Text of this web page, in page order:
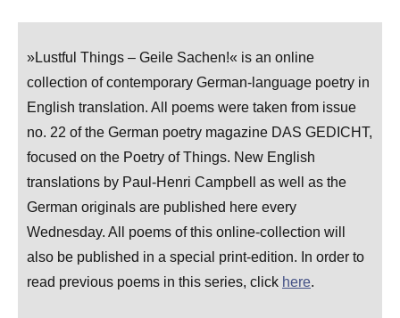
»Lustful Things – Geile Sachen!« is an online
collection of contemporary German-language poetry in
English translation. All poems were taken from issue
no. 22 of the German poetry magazine DAS GEDICHT,
focused on the Poetry of Things. New English
translations by Paul-Henri Campbell as well as the
German originals are published here every
Wednesday. All poems of this online-collection will
also be published in a special print-edition. In order to
read previous poems in this series, click here.